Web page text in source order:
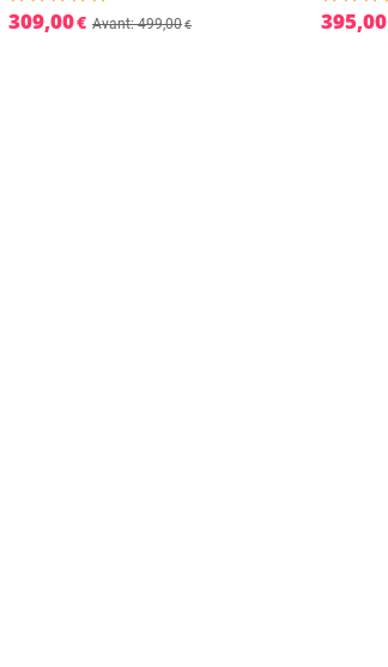
309,00€ Avant: 499,00€ 395,00